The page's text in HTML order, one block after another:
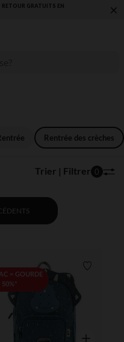
DÉCOUVREZ LA NOUVELLE
!
×
Rentrée des crèches
Trier | Filtrer 0
= GOURDE
50%*
Aperçu